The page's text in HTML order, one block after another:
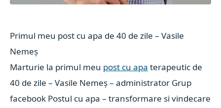
Primul meu post cu apa de 40 de zile – Vasile
Nemeș
Marturie la primul meu post cu apa terapeutic de
40 de zile – Vasile Nemeș – administrator Grup
facebook Postul cu apa – transformare si vindecare